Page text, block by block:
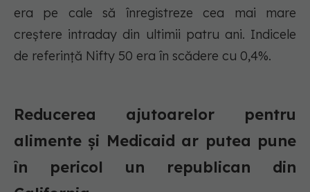
era pe cale să înregistreze cea mai mare
creștere intraday din ultimii patru ani. Indicele
de referință Nifty 50 era în scădere cu 0,4%.
Reducerea ajutoarelor pentru
alimente și Medicaid ar putea pune
în pericol un republican din